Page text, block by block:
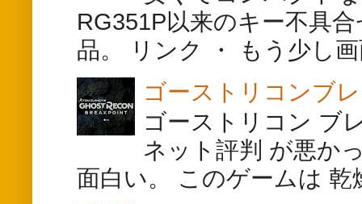
RG351P以来のキー不具
品。 リンク ・ もう少し
ゴーストリコンブ
ゴーストリコン ブ
ネット評判 が悪か
面白い。 このゲームは